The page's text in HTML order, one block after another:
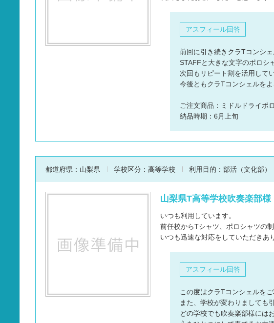
アスフィール回答
前回に引き続きクラTコンシ
STAFFと大きな文字のポロシ
次回もリピート割を活用して
今後ともクラTコンシェルをよ
ご注文商品：ミドルドライポ
納品時期：6月上旬
都道府県： 山梨県 学校区分： 高等学校 利用目的： 部活（文化部）
山梨県T高等学校吹奏楽部様
いつも利用しています。
前任校からTシャツ、ポロシャツの
いつも迅速な対応をしていただきあ
アスフィール回答
この度はクラTコンシェルを
また、学校が変わりましても
どの学校でも吹奏楽部様には